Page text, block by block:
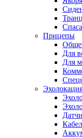
Прицепы
Для
Для